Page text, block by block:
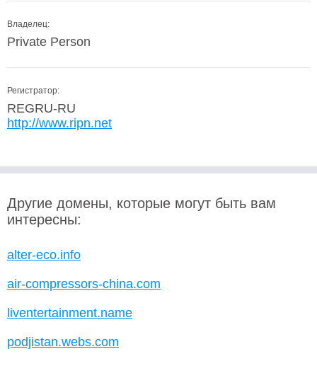
Владелец:
Private Person
Регистратор:
REGRU-RU
http://www.ripn.net
Другие домены, которые могут быть вам
интересны:
alter-eco.info
air-compressors-china.com
liventertainment.name
podjistan.webs.com